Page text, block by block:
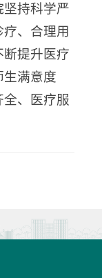
持科学严
、合理用
提升医疗
生满意度
、医疗服